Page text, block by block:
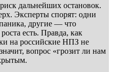
дальнейших остановок.
Эксперты спорят: одни
паника, другие — что
есть. Правда, как
на российские НПЗ не
вопрос «грозит ли нам